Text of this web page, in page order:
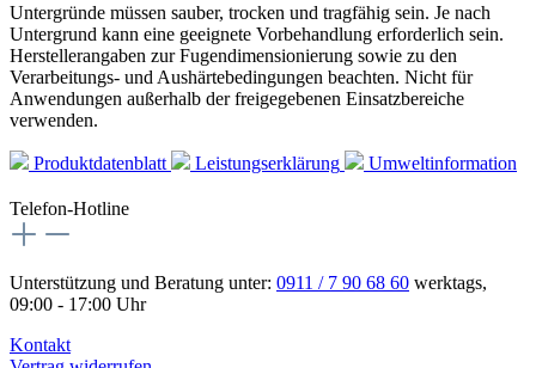
Untergründe müssen sauber, trocken und tragfähig sein. Je nach
Untergrund kann eine geeignete Vorbehandlung erforderlich sein.
Herstellerangaben zur Fugendimensionierung sowie zu den
Verarbeitungs- und Aushärtebedingungen beachten. Nicht für
Anwendungen außerhalb der freigegebenen Einsatzbereiche
verwenden.
Produktdatenblatt Leistungserklärung Umweltinformation
Telefon-Hotline
Unterstützung und Beratung unter: 0911 / 7 90 68 60 werktags,
09:00 - 17:00 Uhr
Kontakt